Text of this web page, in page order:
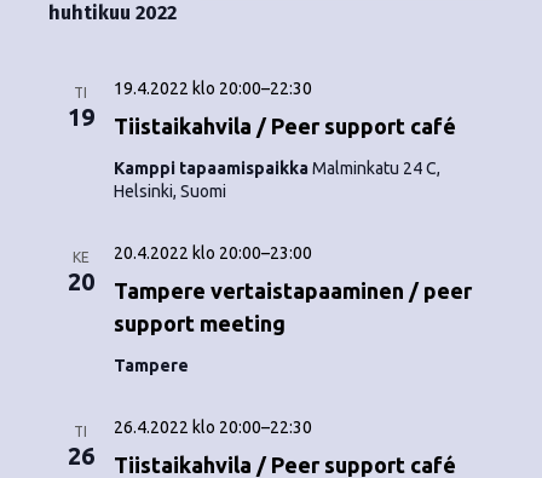
a
i
huhtikuu 2022
TI
19 Tiistaikahvila / Peer support café
19.4.2022 klo 20:00–22:30
Kamppi tapaamispaikkaMalminkatu 24 C,
Helsinki, Suomi
KE
20
Tampere vertaistapaaminen / peer
support meeting
20.4.2022 klo 20:00–23:00
Tampere
TI
26 Tiistaikahvila / Peer support café
26.4.2022 klo 20:00–22:30